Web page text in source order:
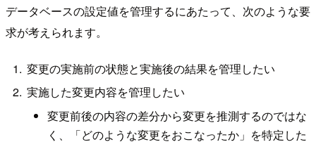
データベースの設定値を管理するにあたって、次のような要
求が考えられます。
変更の実施前の状態と実施後の結果を管理したい
実施した変更内容を管理したい
変更前後の内容の差分から変更を推測するのではな
く、「どのような変更をおこなったか」を特定した